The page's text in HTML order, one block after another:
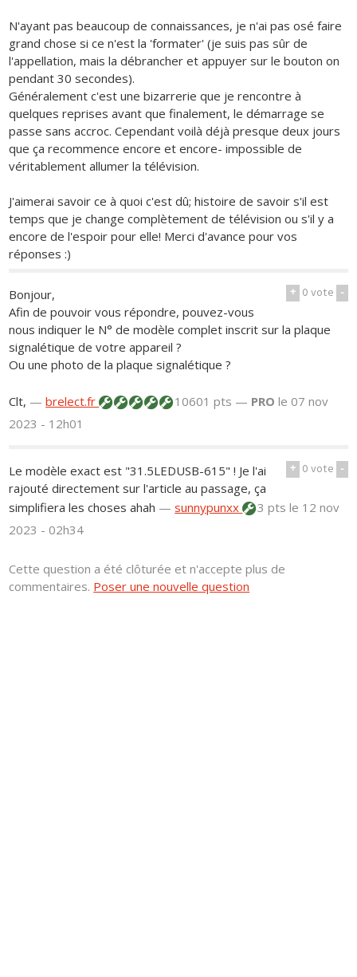
N'ayant pas beaucoup de connaissances, je n'ai pas osé faire
grand chose si ce n'est la 'formater' (je suis pas sûr de
l'appellation, mais la débrancher et appuyer sur le bouton on
pendant 30 secondes).
Généralement c'est une bizarrerie que je rencontre à
quelques reprises avant que finalement, le démarrage se
passe sans accroc. Cependant voilà déjà presque deux jours
que ça recommence encore et encore- impossible de
véritablement allumer la télévision.
J'aimerai savoir ce à quoi c'est dû; histoire de savoir s'il est
temps que je change complètement de télévision ou s'il y a
encore de l'espoir pour elle! Merci d'avance pour vos
réponses :)
+ 0vote -
Bonjour,
Afin de pouvoir vous répondre, pouvez-vous
nous indiquer le N° de modèle complet inscrit sur la plaque
signalétique de votre appareil ?
Ou une photo de la plaque signalétique ?
Clt, —brelect.fr 10601 pts — PRO le 07 nov
2023 - 12h01
+ 0vote -
Le modèle exact est "31.5LEDUSB-615" ! Je l'ai
rajouté directement sur l'article au passage, ça
simplifiera les choses ahah —sunnypunxx 3 ptsle 12 nov
2023 - 02h34
Cette question a été clôturée et n'accepte plus de
commentaires. Poser une nouvelle question